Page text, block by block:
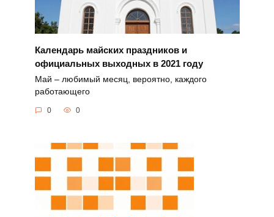
Календарь майских праздников и
официальных выходных в 2021 году
Май – любимый месяц, вероятно, каждого
работающего
0 0